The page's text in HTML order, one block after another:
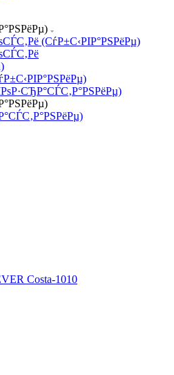
(СѓР±С‹РІР°РЅРёРµ)
Costa-1010